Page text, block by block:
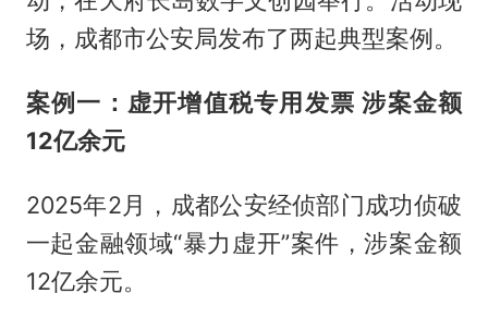
场，成都市公安局发布了两起典型案例。
案例一：虚开增值税专用发票 涉案金额
12亿余元
2025年2月，成都公安经侦部门成功侦破
一起金融领域“暴力虚开”案件，涉案金额
12亿余元。